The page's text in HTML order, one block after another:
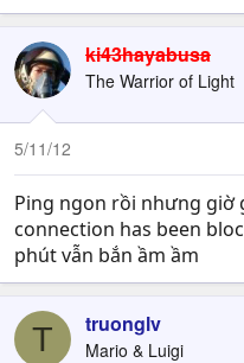
ki43hayabusa
The Warrior of Light
5/11/12
Ping ngon rồi nhưng giờ
connection has been
phút vẫn bắn ầm ầm
T truonglv
Mario & Luigi